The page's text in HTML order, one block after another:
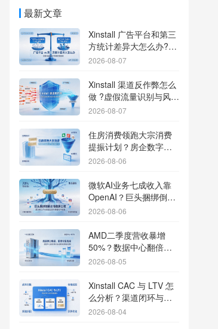
最新文章
Xinstall 广告平台和第三
方统计差异大怎么办?数
据误差排查指南
2026-08-07
Xinstall 渠道反作弊怎么
做 ?虚假流量识别与风控
防刷解析
2026-08-07
住房消费领跑大宗消费
提振计划？房企数字化
转型加速线下场景智能
2026-08-06
微软AI业务七成收入靠
OpenAI？巨头捆绑倒逼
出海App独立追踪全渠道
2026-08-06
AMD二季度营收暴增
50%？数据中心翻倍增
长驱动跨端分发新底座
2026-08-05
Xinstall CAC 与 LTV 怎
么分析？渠道闭环与投
放回报解析
2026-08-04